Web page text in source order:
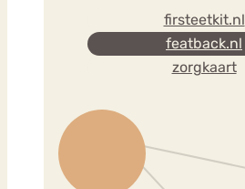
firsteetkit.nl
featback.nl
zorgkaart